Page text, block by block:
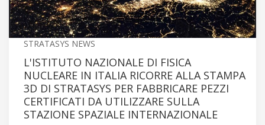
STRATASYS NEWS
L'ISTITUTO NAZIONALE DI FISICA
NUCLEARE IN ITALIA RICORRE ALLA STAMPA
3D DI STRATASYS PER FABBRICARE PEZZI
CERTIFICATI DA UTILIZZARE SULLA
STAZIONE SPAZIALE INTERNAZIONALE